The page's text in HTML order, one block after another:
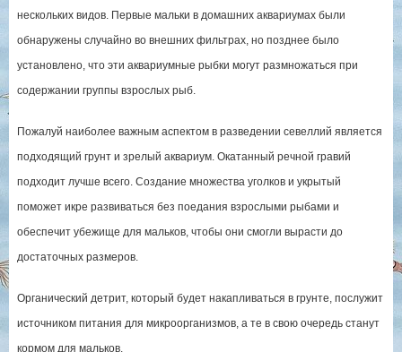
нескольких видов. Первые мальки в домашних аквариумах были
обнаружены случайно во внешних фильтрах, но позднее было
установлено, что эти аквариумные рыбки могут размножаться при
содержании группы взрослых рыб.
Пожалуй наиболее важным аспектом в разведении севеллий является
подходящий грунт и зрелый аквариум. Окатанный речной гравий
подходит лучше всего. Создание множества уголков и укрытый
поможет икре развиваться без поедания взрослыми рыбами и
обеспечит убежище для мальков, чтобы они смогли вырасти до
достаточных размеров.
Органический детрит, который будет накапливаться в грунте, послужит
источником питания для микроорганизмов, а те в свою очередь станут
кормом для мальков.